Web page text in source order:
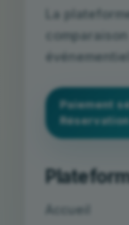
La
Paiement
Accueil